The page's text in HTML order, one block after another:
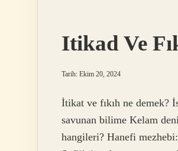
Itikad Ve
Tarih: Ekim 20, 2024
İtikat ve fıkıh ne
savunan bilime Kelam
hangileri? Hanefi